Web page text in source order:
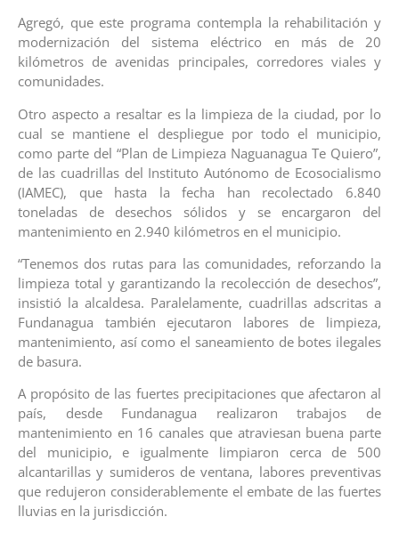
Agregó, que este programa contempla la rehabilitación y
modernización del sistema eléctrico en más de 20
kilómetros de avenidas principales, corredores viales y
comunidades.
Otro aspecto a resaltar es la limpieza de la ciudad, por lo
cual se mantiene el despliegue por todo el municipio,
como parte del “Plan de Limpieza Naguanagua Te Quiero”,
de las cuadrillas del Instituto Autónomo de Ecosocialismo
(IAMEC), que hasta la fecha han recolectado 6.840
toneladas de desechos sólidos y se encargaron del
mantenimiento en 2.940 kilómetros en el municipio.
“Tenemos dos rutas para las comunidades, reforzando la
limpieza total y garantizando la recolección de desechos”,
insistió la alcaldesa. Paralelamente, cuadrillas adscritas a
Fundanagua también ejecutaron labores de limpieza,
mantenimiento, así como el saneamiento de botes ilegales
de basura.
A propósito de las fuertes precipitaciones que afectaron al
país, desde Fundanagua realizaron trabajos de
mantenimiento en 16 canales que atraviesan buena parte
del municipio, e igualmente limpiaron cerca de 500
alcantarillas y sumideros de ventana, labores preventivas
que redujeron considerablemente el embate de las fuertes
lluvias en la jurisdicción.